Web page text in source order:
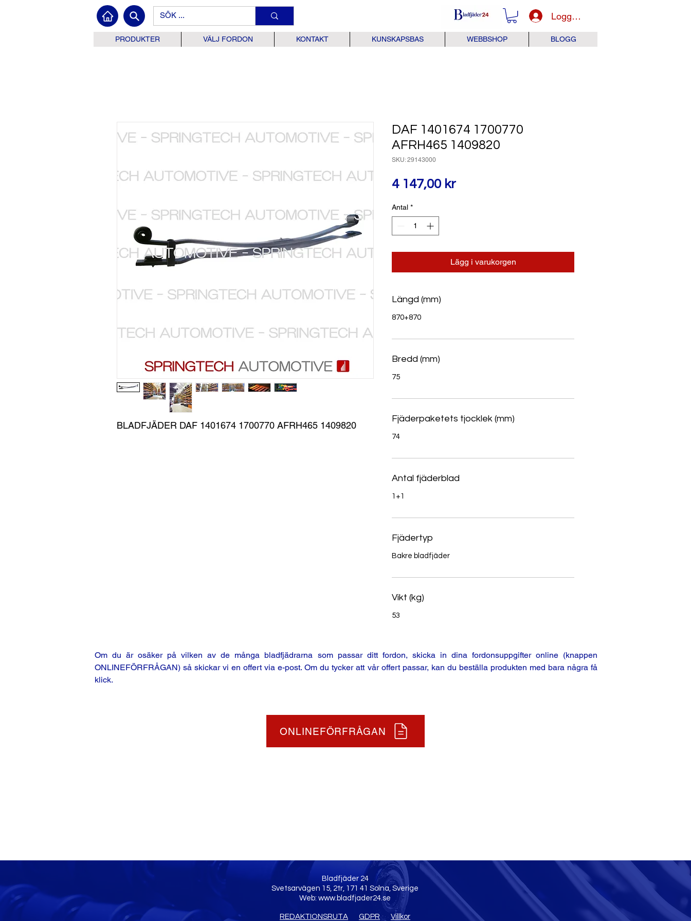
Logga in
PRODUKTER VÄLJ FORDON KONTAKT KUNSKAPSBAS WEBBSHOP BLOGG
BLADFJÄDER DAF 1401674 1700770 AFRH465 1409820
DAF 1401674 1700770
AFRH465 1409820
SKU: 29143000
4 147,00 krPris
Antal *
Lägg i varukorgen
Längd (mm)
870+870
Bredd (mm)
75
Fjäderpaketets tjocklek (mm)
74
Antal fjäderblad
1+1
Fjädertyp
Bakre bladfjäder
Vikt (kg)
53
Om du är osäker på vilken av de många bladfjädrarna som passar ditt fordon, skicka in dina fordonsuppgifter online (knappen
ONLINEFÖRFRÅGAN) så skickar vi en offert via e-post. Om du tycker att vår offert passar, kan du beställa produkten med bara några få
klick.
ONLINEFÖRFRÅGAN
Bladfjäder 24
Svetsarvägen 15, 2tr, 171 41 Solna, Sverige
Web: www.bladfjader24.se
REDAKTIONSRUTA GDPR Villkor